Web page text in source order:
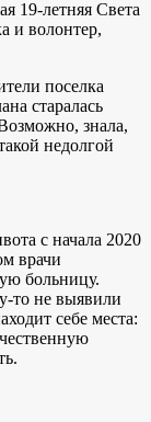
19-летняя Света
и волонтер,
поселка
старалась
знала,
недолгой
с начала 2020
врачи
больницу.
то не выявили
себе места: